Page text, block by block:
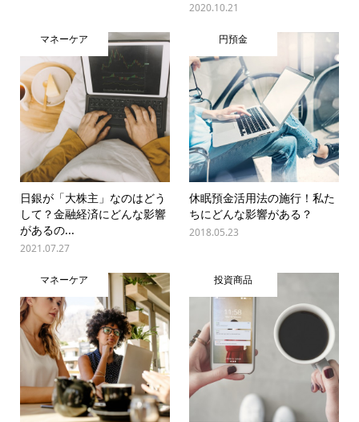
2020.10.21
マネーケア
日銀が「大株主」なのはどう
して？金融経済にどんな影響
があるの...
2021.07.27
円預金
休眠預金活用法の施行！私た
ちにどんな影響がある？
2018.05.23
マネーケア 投資商品